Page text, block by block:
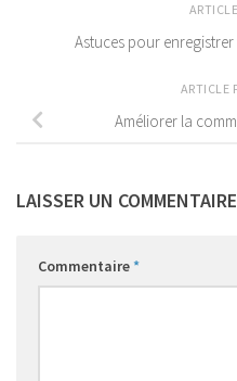
Astuces pour
ARTICLE
Améliorer la
LAISSER UN COMMENTAIRE
Commentaire*